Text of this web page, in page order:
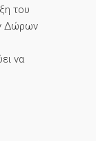
του
Δώρων
να